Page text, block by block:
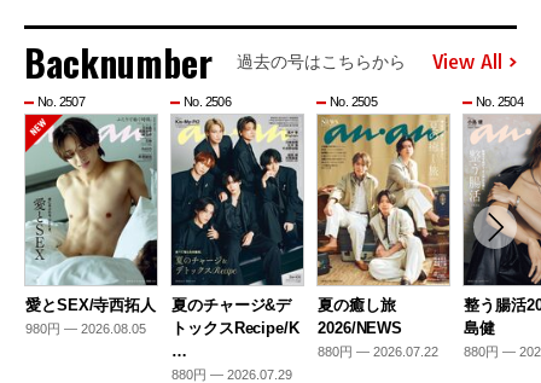
Backnumber 過去の号はこちらから View All
No. 2507
愛とSEX/寺西拓人
980円 — 2026.08.05
No. 2506
夏のチャージ&デ
トックスRecipe/K
…
880円 — 2026.07.29
No. 2505
夏の癒し旅
2026/NEWS
880円 — 2026.07.22
No. 2504
整う腸活
島健
880円 —